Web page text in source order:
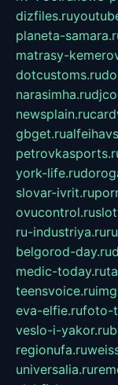
dizfiles.ru
planeta-
matrasy-
dotcustoms.ru
narasimha.ru
newsplain.ru
gbget.ru
york-life.ru
slovar-ivrit.ru
ovucontrol.ru
ru-industriya.ru
belgorod-day.ru
medic-today.ru
teensvoice.ru
eva-elfie.rufoto-
veslo-i-yakor.ru
regionufa.ru
universalia.ru